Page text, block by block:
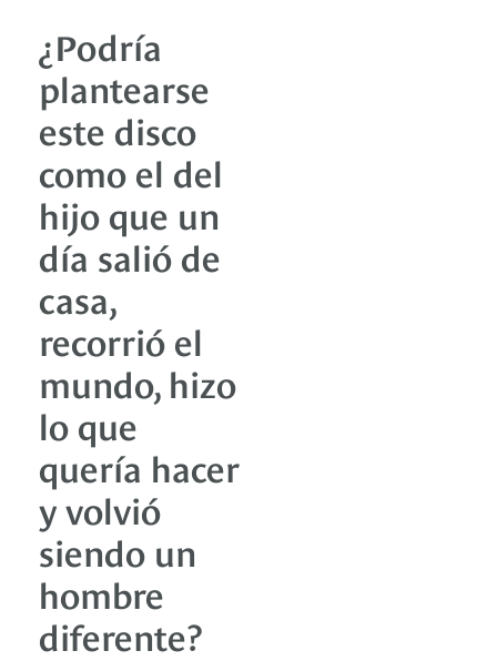
¿Podría
plantearse
este disco
como el del
hijo que un
día salió de
casa,
recorrió el
mundo, hizo
lo que
quería hacer
y volvió
siendo un
hombre
diferente?